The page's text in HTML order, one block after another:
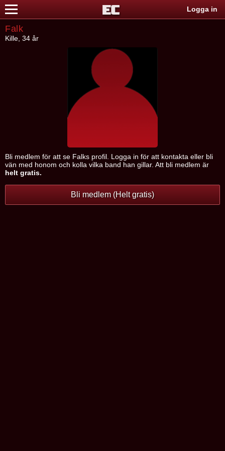
Logga in
Falk
Kille, 34 år
Bli medlem för att se Falks profil. Logga in för att kontakta eller bli
vän med honom och kolla vilka band han gillar. Att bli medlem är
helt gratis.
Bli medlem (Helt gratis)